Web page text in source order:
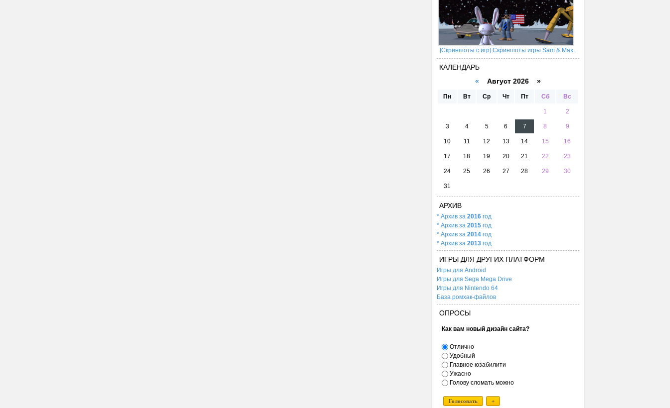
[Скриншоты с игр] Скриншоты игры Sam & Max...
КАЛЕНДАРЬ
« Август 2026 »
Пн Вт Ср Чт Пт Сб Вс
1 2
3 4 5 6 7 8 9
10 11 12 13 14 15 16
17 18 19 20 21 22 23
24 25 26 27 28 29 30
31
АРХИВ
* Архив за 2016 год
* Архив за 2015 год
* Архив за 2014 год
* Архив за 2013 год
ИГРЫ ДЛЯ ДРУГИХ ПЛАТФОРМ
Игры для Android
Игры для Sega Mega Drive
Игры для Nintendo 64
База ромхак-файлов
ОПРОСЫ
Как вам новый дизайн сайта?
Отлично
Удобный
Главное юзабилити
Ужасно
Голову сломать можно
Голосовать +